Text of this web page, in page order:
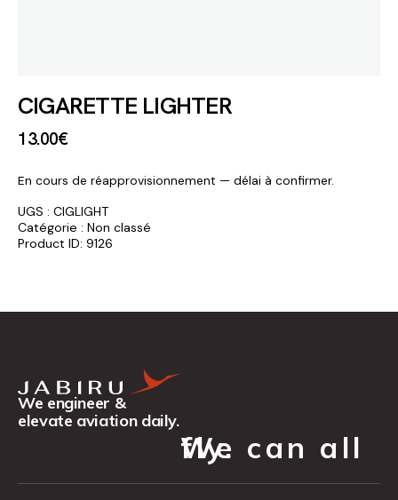
CIGARETTE LIGHTER
13.00€
En cours de réapprovisionnement — délai à confirmer.
UGS : CIGLIGHT
Catégorie : Non classé
Product ID: 9126
We engineer &
elevate aviation daily.
We can all fly.